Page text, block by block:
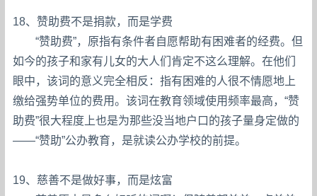
18、赞助费不是捐款，而是学费
“赞助费”，原指有条件者自愿帮助有困难者的经费。但
如今的孩子和家有儿女的大人们肯定不这么理解。在他们
眼中，该词的意义完全相反：指有困难的人很不情愿地上
缴给强势单位的费用。该词在教育领域使用频率最高，“赞
助费”很大程度上也是为那些没当地户口的孩子量身定做的
——“赞助”公办教育，是就读公办学校的前提。
19、慈善不是做好事，而是炫富